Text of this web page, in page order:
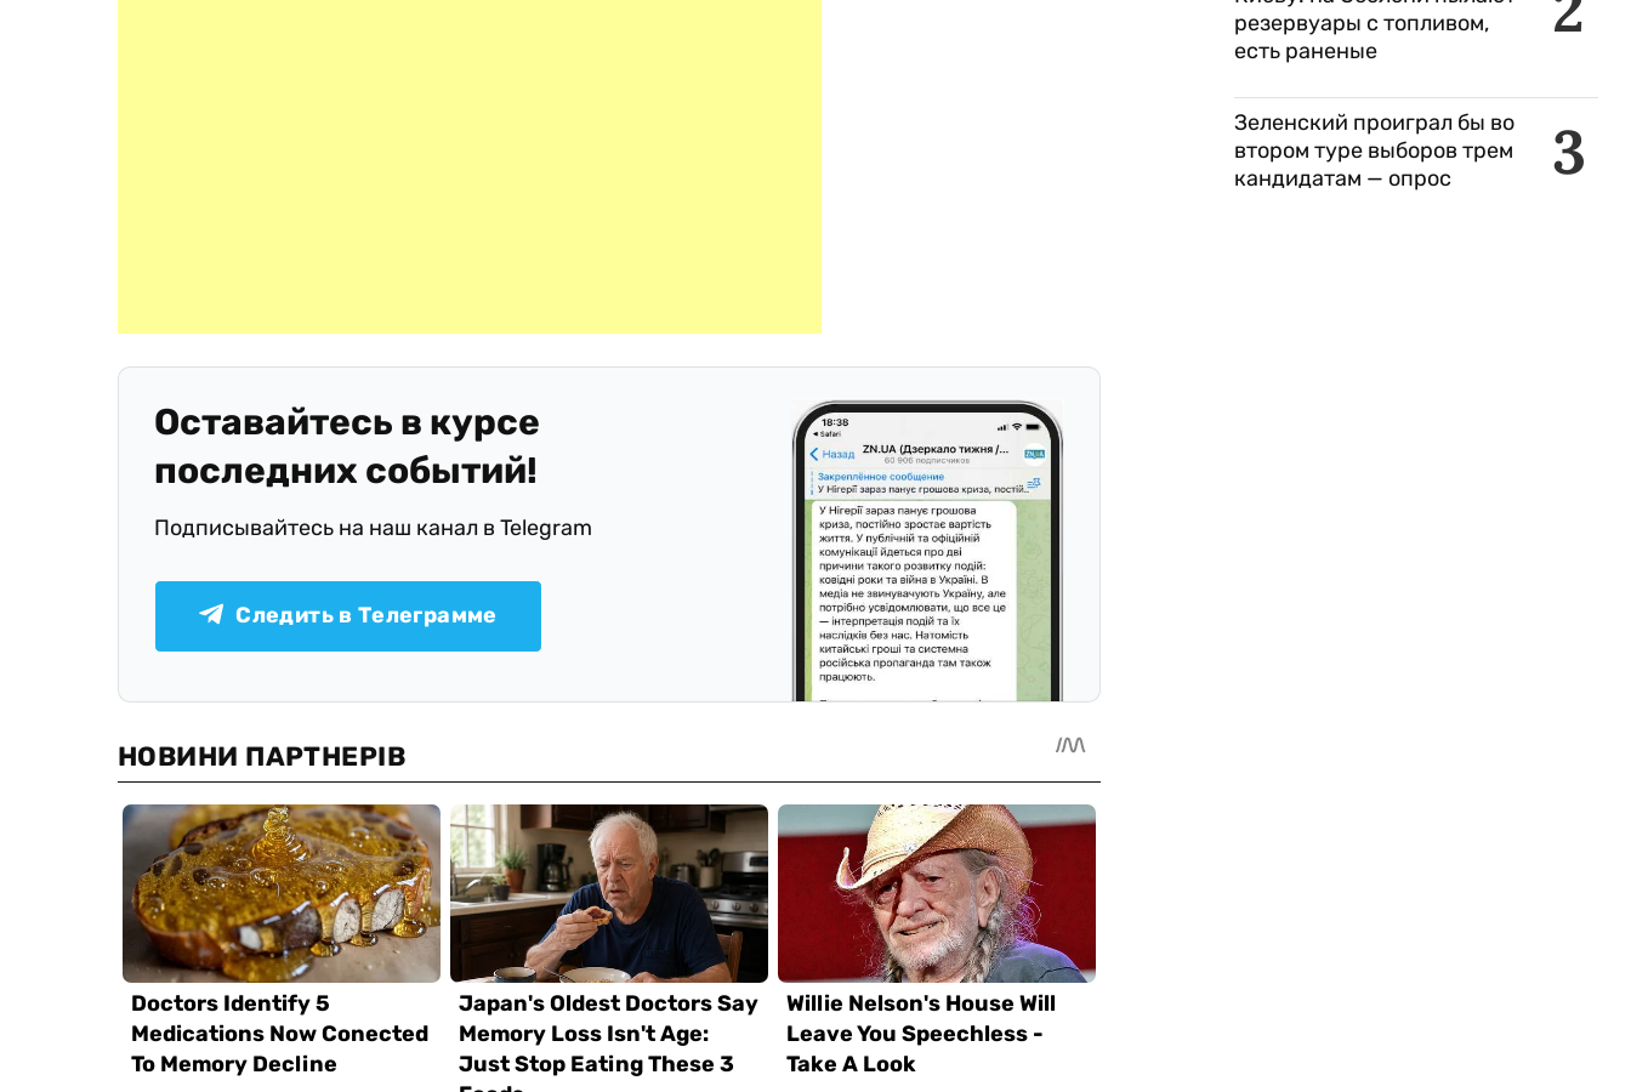
Оставайтесь в курсе
последних событий!
Подписывайтесь на наш канал в Telegram
Следить в Телеграмме
резервуары с топливом,
есть раненые
3
Зеленский проиграл бы во
втором туре выборов трем
кандидатам — опрос